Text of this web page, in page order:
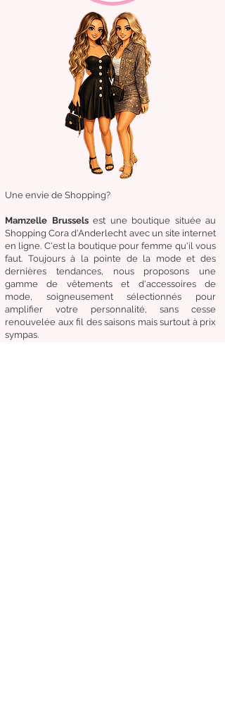
Une envie de Shopping?
Mamzelle Brussels est une boutique située au
Shopping Cora d'Anderlecht avec un site internet
en ligne. C'est la boutique pour femme qu'il vous
faut. Toujours à la pointe de la mode et des
dernières tendances, nous proposons une
gamme de vêtementset d'accessoires de
mode,
soigneusementsélectionnés pour
amplifier votre personnalité, sans cesse
renouvelée aux fil des saisons mais surtout à prix
sympas.